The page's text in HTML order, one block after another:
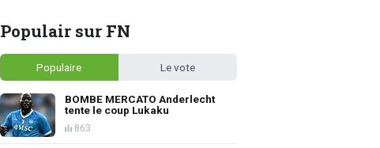
Populair sur FN
Populaire Le vote
BOMBE MERCATO Anderlecht
tente le coup Lukaku
863